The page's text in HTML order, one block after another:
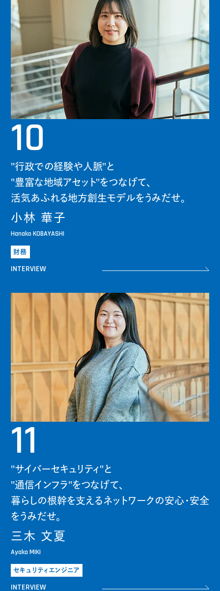
10
"行政での経験や人脈"と
"豊富な地域アセット"をつなげて、
活気あふれる地方創生モデルをうみだせ。
小林 華子
Hanako KOBAYASHI
財務
INTERVIEW
11
"サイバーセキュリティ"と
"通信インフラ"をつなげて、
暮らしの根幹を支えるネットワークの安心・安全
をうみだせ。
三木 文夏
Ayaka MIKI
セキュリティエンジニア
INTERVIEW